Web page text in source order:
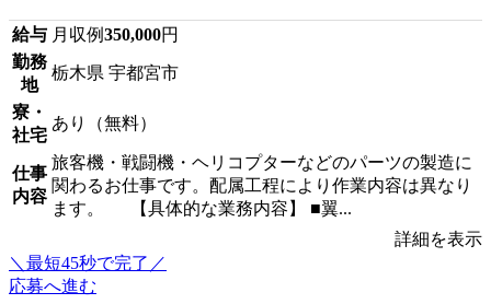
給与 月収例350,000円
勤務
地
栃木県 宇都宮市
寮・
社宅
あり（無料）
仕事
内容
旅客機・戦闘機・ヘリコプターなどのパーツの製造に
関わるお仕事です。配属工程により作業内容は異なり
ます。 【具体的な業務内容】 ■翼...
詳細を表示
＼最短45秒で完了／
応募へ進む